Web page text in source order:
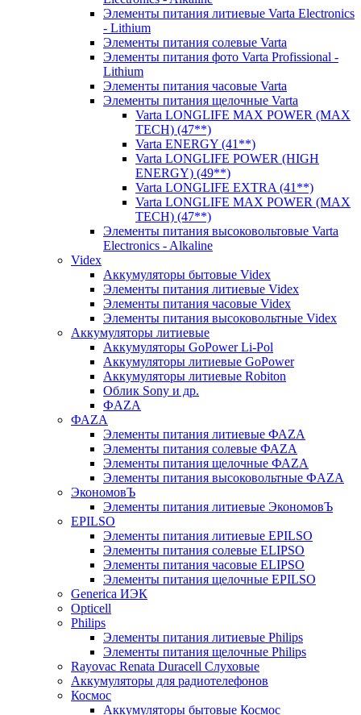
Элементы питания литиевые Varta Electronics
- Lithium
Элементы питания солевые Varta
Элементы питания фото Varta Profissional -
Lithium
Элементы питания часовые Varta
Элементы питания щелочные Varta
Varta LONGLIFE MAX POWER (MAX
TECH) (47**)
Varta ENERGY (41**)
Varta LONGLIFE POWER (HIGH
ENERGY) (49**)
Varta LONGLIFE EXTRA (41**)
Varta LONGLIFE MAX POWER (MAX
TECH) (47**)
Элементы питания высоковольтовые Varta
Electronics - Alkaline
Videx
Аккумуляторы бытовые Videx
Элементы питания литиевые Videx
Элементы питания часовые Videx
Элементы питания высоковольтные Videx
Аккумуляторы литиевые
Аккумуляторы GoPower Li-Pol
Аккумуляторы литиевые GoPower
Аккумуляторы литиевые Robiton
Облик Sony и др.
ФAZA
ФАZA
Элементы питания литиевые ФАZА
Элементы питания солевые ФАZА
Элементы питания щелочные ФАZА
Элементы питания высоковольтные ФAZA
ЭкономовЪ
Элементы питания литиевые ЭкономовЪ
EPILSO
Элементы питания литиевые EPILSO
Элементы питания солевые ELIPSO
Элементы питания часовые ELIPSO
Элементы питания щелочные EPILSO
Generica ИЭК
Opticell
Philips
Элементы питания литиевые Philips
Элементы питания щелочные Philips
Rayovac Renata Duracell Слуховые
Аккумуляторы для радиотелефонов
Космос
Аккумуляторы бытовые Космос